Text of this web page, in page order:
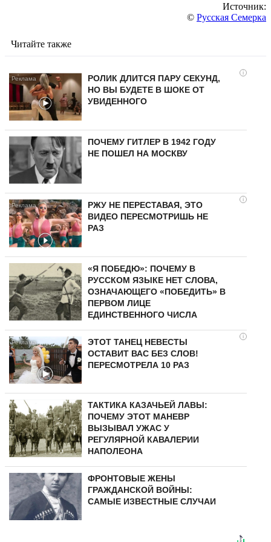
Источник:
© Русская Семерка
Читайте также
i
РОЛИК ДЛИТСЯ ПАРУ СЕКУНД,
НО ВЫ БУДЕТЕ В ШОКЕ ОТ
УВИДЕННОГО
ПОЧЕМУ ГИТЛЕР В 1942 ГОДУ
НЕ ПОШЕЛ НА МОСКВУ
i
РЖУ НЕ ПЕРЕСТАВАЯ, ЭТО
ВИДЕО ПЕРЕСМОТРИШЬ НЕ
РАЗ
«Я ПОБЕДЮ»: ПОЧЕМУ В
РУССКОМ ЯЗЫКЕ НЕТ СЛОВА,
ОЗНАЧАЮЩЕГО «ПОБЕДИТЬ» В
ПЕРВОМ ЛИЦЕ
ЕДИНСТВЕННОГО ЧИСЛА
i
ЭТОТ ТАНЕЦ НЕВЕСТЫ
ОСТАВИТ ВАС БЕЗ СЛОВ!
ПЕРЕСМОТРЕЛА 10 РАЗ
ТАКТИКА КАЗАЧЬЕЙ ЛАВЫ:
ПОЧЕМУ ЭТОТ МАНЕВР
ВЫЗЫВАЛ УЖАС У
РЕГУЛЯРНОЙ КАВАЛЕРИИ
НАПОЛЕОНА
ФРОНТОВЫЕ ЖЕНЫ
ГРАЖДАНСКОЙ ВОЙНЫ:
САМЫЕ ИЗВЕСТНЫЕ СЛУЧАИ